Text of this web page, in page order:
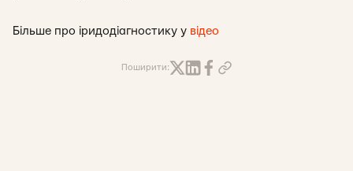
Більше про іридодіагностику у відео
Поширити: